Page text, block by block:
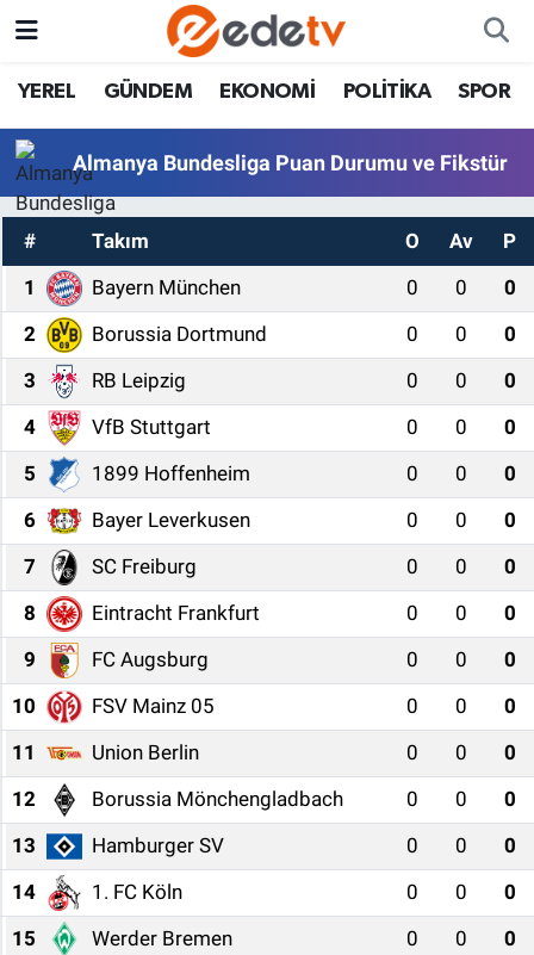
YEREL GÜNDEM EKONOMİ POLİTİKA SPOR
Almanya Bundesliga Puan Durumu ve Fikstür
# Takım O Av
P
1
Bayern München 0 0
0
2
Borussia Dortmund 0 0
0
3
RB Leipzig 0 0
0
4
VfB Stuttgart 0 0
0
5
1899 Hoffenheim 0 0
0
6
Bayer Leverkusen 0 0
0
7
SC Freiburg 0 0
0
8
Eintracht Frankfurt 0 0
0
9
FC Augsburg 0 0
0
10
FSV Mainz 05 0 0
0
11
Union Berlin 0 0
0
12
Borussia Mönchengladbach 0 0
0
13
Hamburger SV 0 0
0
14
1. FC Köln 0 0
0
15
Werder Bremen 0 0
0